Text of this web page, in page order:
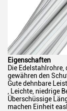
Eigenschaften
Die Edelstahlrohre,
gewähren den
Gute dehnbare
, Leichte, niedrige
Überschüssige
machen Einheit